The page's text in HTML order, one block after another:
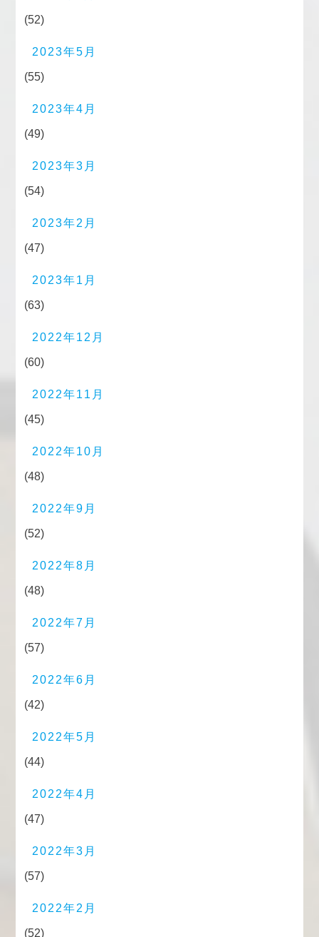
(52)
2023年5月
(55)
2023年4月
(49)
2023年3月
(54)
2023年2月
(47)
2023年1月
(63)
2022年12月
(60)
2022年11月
(45)
2022年10月
(48)
2022年9月
(52)
2022年8月
(48)
2022年7月
(57)
2022年6月
(42)
2022年5月
(44)
2022年4月
(47)
2022年3月
(57)
2022年2月
(52)